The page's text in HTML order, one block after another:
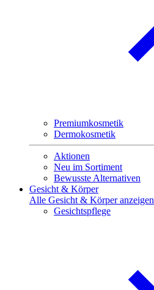
Premiumkosmetik
Dermokosmetik
Aktionen
Neu im Sortiment
Bewusste Alternativen
Gesicht & Körper
Alle Gesicht & Körper anzeigen
Gesichtspflege